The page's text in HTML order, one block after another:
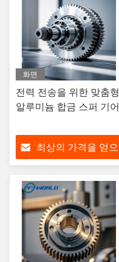
화면
전력 전송을 위한 맞춤형
알루미늄 합금 스퍼 기어
최상의 가격을 얻으